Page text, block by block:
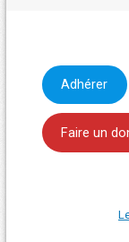
Adhérer
Faire un